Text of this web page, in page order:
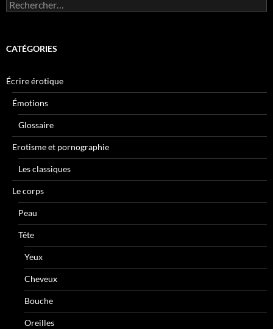
Rechercher :
CATÉGORIES
Écrire érotique
Émotions
Glossaire
Erotisme et pornographie
Les classiques
Le corps
Peau
Tête
Yeux
Cheveux
Bouche
Oreilles